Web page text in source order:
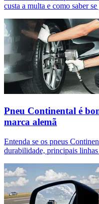
custa a multa e como saber
Pneu Continental é
marca alemã
Entenda se os pneus
durabilidade, principais